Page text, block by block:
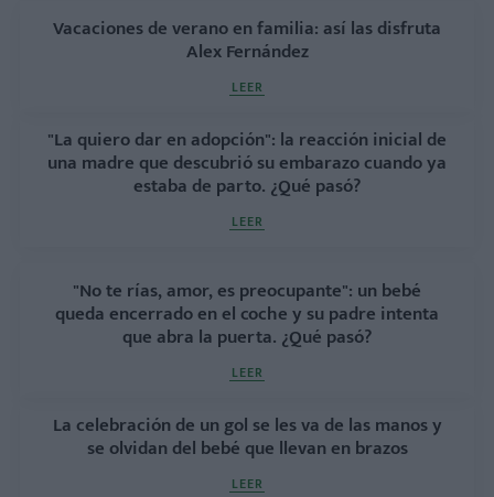
Vacaciones de verano en familia: así las disfruta
Alex Fernández
LEER
"La quiero dar en adopción": la reacción inicial de
una madre que descubrió su embarazo cuando ya
estaba de parto. ¿Qué pasó?
LEER
"No te rías, amor, es preocupante": un bebé
queda encerrado en el coche y su padre intenta
que abra la puerta. ¿Qué pasó?
LEER
La celebración de un gol se les va de las manos y
se olvidan del bebé que llevan en brazos
LEER